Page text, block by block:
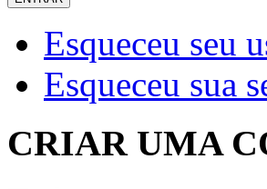
Esqueceu seu
Esqueceu sua
CRIAR UMA